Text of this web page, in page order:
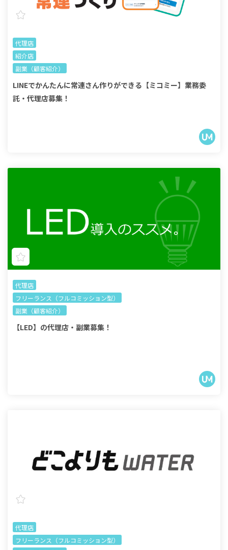
代理店
紹介店
副業（顧客紹介）
LINEでかんたんに常連さん作りができる【ミコミー】業務委
託・代理店募集！
代理店
フリーランス（フルコミッション型）
副業（顧客紹介）
【LED】の代理店・副業募集！
代理店
フリーランス（フルコミッション型）